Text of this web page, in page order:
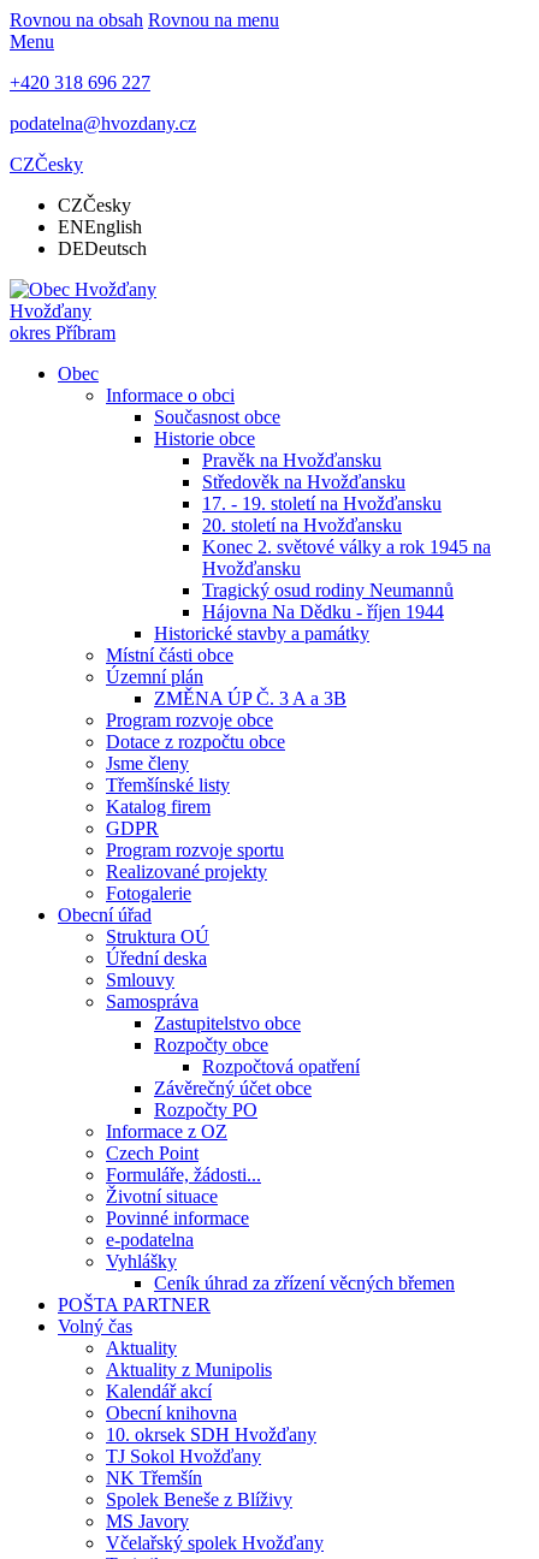
Rovnou na obsah Rovnou na menu
Menu
+420 318 696 227
podatelna@hvozdany.cz
CZČesky
CZČesky
ENEnglish
DEDeutsch
Hvožďany
okres Příbram
Obec
Informace o obci
Současnost obce
Historie obce
Pravěk na Hvožďansku
Středověk na Hvožďansku
17. - 19. století na Hvožďansku
20. století na Hvožďansku
Konec 2. světové války a rok 1945 na
Hvožďansku
Tragický osud rodiny Neumannů
Hájovna Na Dědku - říjen 1944
Historické stavby a památky
Místní části obce
Územní plán
ZMĚNA ÚP Č. 3 A a 3B
Program rozvoje obce
Dotace z rozpočtu obce
Jsme členy
Třemšínské listy
Katalog firem
GDPR
Program rozvoje sportu
Realizované projekty
Fotogalerie
Obecní úřad
Struktura OÚ
Úřední deska
Smlouvy
Samospráva
Zastupitelstvo obce
Rozpočty obce
Rozpočtová opatření
Závěrečný účet obce
Rozpočty PO
Informace z OZ
Czech Point
Formuláře, žádosti...
Životní situace
Povinné informace
e-podatelna
Vyhlášky
Ceník úhrad za zřízení věcných břemen
POŠTA PARTNER
Volný čas
Aktuality
Aktuality z Munipolis
Kalendář akcí
Obecní knihovna
10. okrsek SDH Hvožďany
TJ Sokol Hvožďany
NK Třemšín
Spolek Beneše z Blíživy
MS Javory
Včelařský spolek Hvožďany